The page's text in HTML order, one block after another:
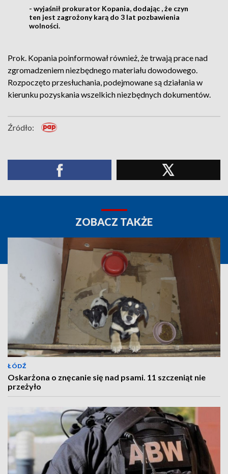
- wyjaśnił prokurator Kopania, dodając , że czyn
ten jest zagrożony karą do 3 lat pozbawienia
wolności.
Prok. Kopania poinformował również, że trwają prace nad
zgromadzeniem niezbędnego materiału dowodowego.
Rozpoczęto przesłuchania, podejmowane są działania w
kierunku pozyskania wszelkich niezbędnych dokumentów.
Źródło:
ZOBACZ TAKŻE
ŁÓDŹ
Oskarżona o znęcanie się nad psami. 11 szczeniąt nie
przeżyło